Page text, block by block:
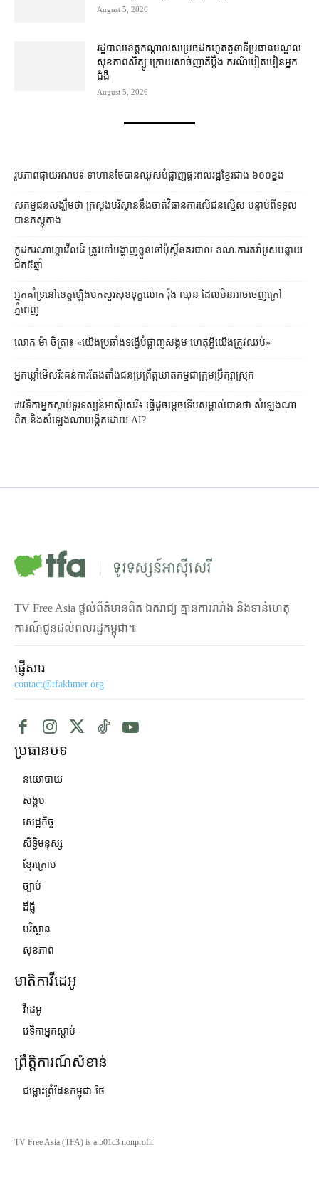
August 5, 2026
រដ្ឋបាល​ខេត្ត​កណ្តាល​សម្រេច​ដកហូត​តួនាទី​ប្រធាន​មណ្ឌល​
សុខភាព​សិត្បូ ក្រោយ​សាច់ញាតិ​ប្តឹង ករណី​បៀតបៀន​​អ្នក
ជំងឺ
August 5, 2026
រូបភាពផ្កាយរណប៖ ទាហានថៃបានឈូសបំផ្លាញផ្ទះពលរដ្ឋខ្មែរជាង ៦០០ខ្នង
សកម្មជនសង្ឃឹមថា ក្រសួងបរិស្ថាននឹងចាត់វិធានការលើជនល្មើស បន្ទាប់ពីទទួល
បានភស្ដុតាង
កូដករណាហ្គាវើលដ៍ ត្រូវទៅបង្ហាញខ្លួននៅប៉ុស្ដិ៍នគរបាល ខណៈការតវ៉ាអូសបន្លាយ
ជិត៥ឆ្នាំ
អ្នកគាំទ្រនៅខេត្តឡើងមកសួរសុខទុក្ខលោក រ៉ុង ឈុន ដែលមិនអាចចេញក្រៅ
ភ្នំពេញ
លោក ម៉ា ចិត្រា៖ «យើងប្រឆាំងទង្វើបំផ្លាញសង្គម ហេតុអ្វីយើងត្រូវឈប់»
អ្នកឃ្លាំមើល​រិះគន់​ការតែងតាំងជនប្រព្រឹត្តឃាតកម្មជាក្រុមប្រឹក្សាស្រុក
#វេទិកាអ្នកស្ដាប់ទូរទស្សន៍អាស៊ីសេរី​៖ ធ្វើដូចម្តេចទើបសម្គាល់បានថា សំឡេងណា
ពិត និងសំឡេងណាបង្កើតដោយ AI?
TV Free Asia ផ្ដល់ព័ត៌មានពិត ឯករាជ្យ គ្មានការរារាំង និងទាន់ហេតុ
ការណ៍ជូនដល់ពលរដ្ឋកម្ពុជា៕
ផ្ញើសារ
contact@tfakhmer.org
ប្រធានបទ
នយោបាយ
សង្គម
សេដ្ឋកិច្ច
សិទ្ធិមនុស្ស
ខ្មែរក្រោម
ច្បាប់
ដីធ្លី
បរិស្ថាន
សុខភាព
មាតិកាវីដេអូ
វីដេអូ
វេទិកាអ្នកស្ដាប់
ព្រឹត្តិការណ៍សំខាន់
ជម្លោះព្រំដែនកម្ពុជា-ថៃ
TV Free Asia (TFA) is a 501c3 nonprofit